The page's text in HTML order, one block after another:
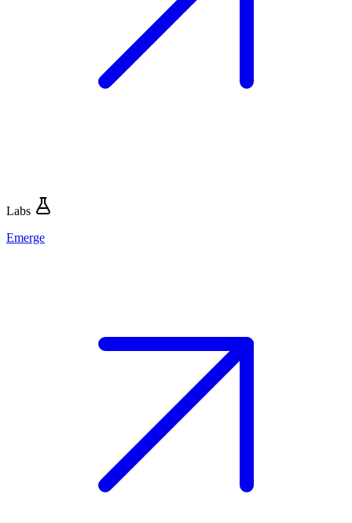
Labs
Emerge